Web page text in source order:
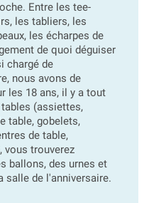
Entre les tee-
les tabliers, les
les écharpes de
de quoi déguiser
chargé de
nous avons de
les 18 ans, il y a tout
(assiettes,
table, gobelets,
de table,
vous trouverez
ballons, des urnes et
salle de l'anniversaire.